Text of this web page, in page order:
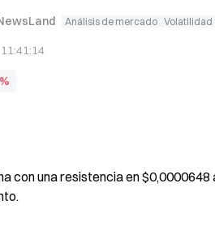
Análisis de mercado Volatilidad
con una resistencia en